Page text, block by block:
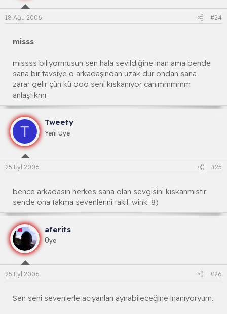
18 Ağu 2006 #24
misss
missss biliyormusun sen hala sevildiğine inan ama bende
sana bir tavsiye o arkadaşından uzak dur ondan sana
zarar gelir çün kü ooo seni kıskanıyor canımmmmm
anlaştıkmı
T
Tweety
Yeni Üye
25 Eyl 2006 #25
bence arkadasın herkes sana olan sevgisini kıskanmıstır
sende ona takma sevenlerini takıl :wink: 8)
aferits
Üye
25 Eyl 2006 #26
Sen seni sevenlerle acıyanları ayırabileceğine inanıyoryum.